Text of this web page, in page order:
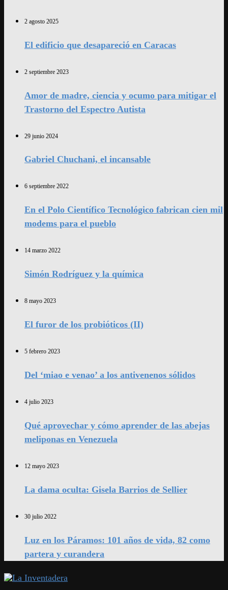
2 agosto 2025
El edificio que desapareció en Caracas
2 septiembre 2023
Amor de madre, ciencia y ocumo para mitigar el
Trastorno del Espectro Autista
29 junio 2024
Gabriel Chuchani, el incansable
6 septiembre 2022
En el Polo Científico Tecnológico fabrican cien mil
modems para el pueblo
14 marzo 2022
Simón Rodríguez y la química
8 mayo 2023
El furor de los probióticos (II)
5 febrero 2023
Del ‘miao e venao’ a los antivenenos sólidos
4 julio 2023
Qué aprovechar y cómo aprender de las abejas
meliponas en Venezuela
12 mayo 2023
La dama oculta: Gisela Barrios de Sellier
30 julio 2022
Luz en los Páramos: 101 años de vida, 82 como
partera y curandera